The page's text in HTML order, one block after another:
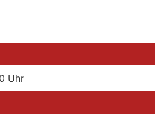
Uhr